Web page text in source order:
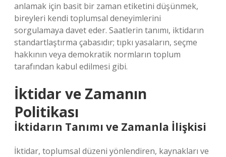
anlamak için basit bir zaman etiketini düşünmek,
bireyleri kendi toplumsal deneyimlerini
sorgulamaya davet eder. Saatlerin tanımı, iktidarın
standartlaştırma çabasıdır; tıpkı yasaların, seçme
hakkının veya demokratik normların toplum
tarafından kabul edilmesi gibi.
İktidar ve Zamanın
Politikası
İktidarın Tanımı ve Zamanla İlişkisi
İktidar, toplumsal düzeni yönlendiren, kaynakları ve